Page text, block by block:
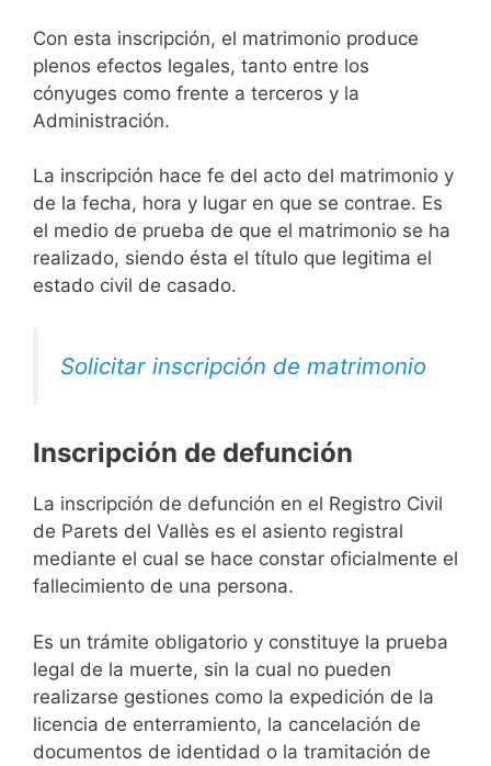
Con esta inscripción, el matrimonio produce
plenos efectos legales, tanto entre los
cónyuges como frente a terceros y la
Administración.
La inscripción hace fe del acto del matrimonio y
de la fecha, hora y lugar en que se contrae. Es
el medio de prueba de que el matrimonio se ha
realizado, siendo ésta el título que legitima el
estado civil de casado.
Solicitar inscripción de matrimonio
Inscripción de defunción
La inscripción de defunción en el Registro Civil
de Parets del Vallès es el asiento registral
mediante el cual se hace constar oficialmente el
fallecimiento de una persona.
Es un trámite obligatorio y constituye la prueba
legal de la muerte, sin la cual no pueden
realizarse gestiones como la expedición de la
licencia de enterramiento, la cancelación de
documentos de identidad o la tramitación de